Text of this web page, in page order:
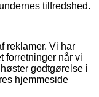
tilfredshed.
reklamer. Vi har
forretninger når vi
godtgørelse i
hjemmeside